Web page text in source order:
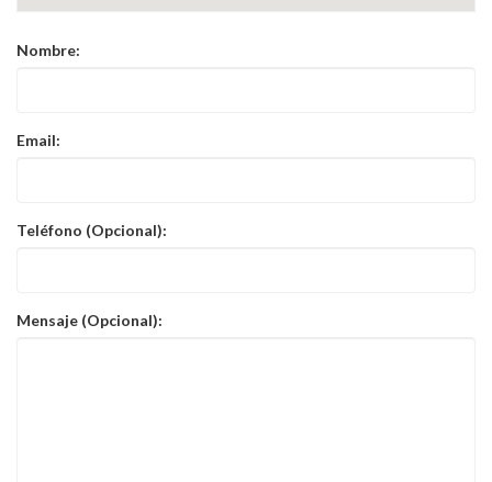
Nombre:
Email:
Teléfono (Opcional):
Mensaje (Opcional):